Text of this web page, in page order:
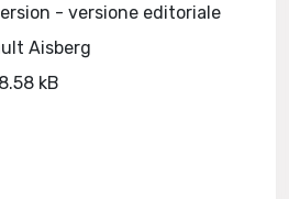
- versione editoriale
Aisberg
kB